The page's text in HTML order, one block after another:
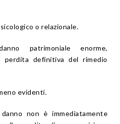
o relazionale.
patrimoniale enorme,
perdita definitiva del rimedio
evidenti.
non è immediatamente